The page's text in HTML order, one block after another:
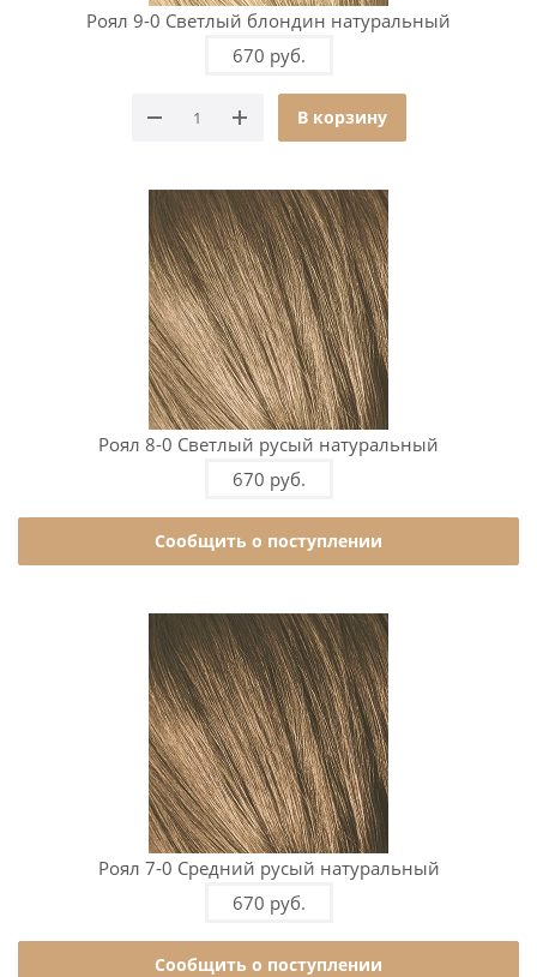
Роял 9-0 Светлый блондин натуральный
670 руб.
В корзину
Роял 8-0 Светлый русый натуральный
670 руб.
Сообщить о поступлении
Роял 7-0 Средний русый натуральный
670 руб.
Сообщить о поступлении